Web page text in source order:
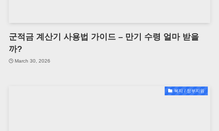
군적금 계산기 사용법 가이드 – 만기 수령 얼마 받을
까?
March 30, 2026
복지 / 정부지원